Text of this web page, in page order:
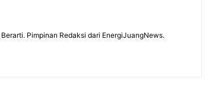
Pimpinan Redaksi dari EnergiJuangNews.